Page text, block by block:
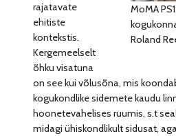
MoMA
Roland
rajatavate
ehitiste
kontekstis.
Kergemeelselt
õhku visatuna
on see kui võlusõna, mis
kogukondlike sidemete kaudu
hoonetevahelises ruumis, s.t
midagi ühiskondlikult sidusat,